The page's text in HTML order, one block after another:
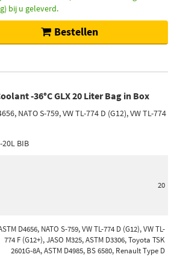
bij u geleverd.
Bestellen
-36°C GLX 20 Liter Bag in Box
NATO S-759, VW TL-774 D (G12), VW TL-774
20L BIB
20
D4656, NATO S-759, VW TL-774 D (G12), VW TL-
774 F (G12+), JASO M325, ASTM D3306, Toyota TSK
2601G-8A, ASTM D4985, BS 6580, Renault Type D